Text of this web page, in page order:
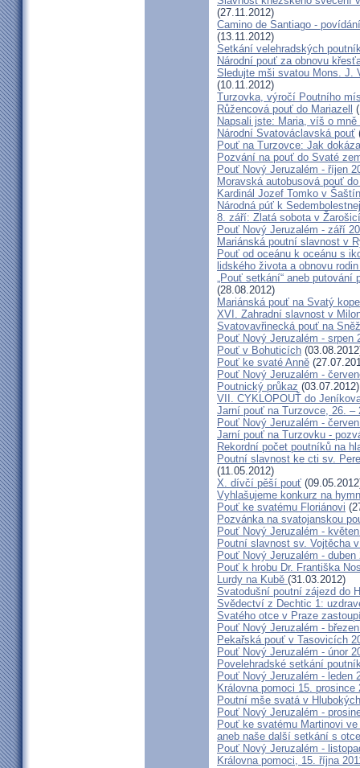
(27.11.2012)
Camino de Santiago -
(13.11.2012)
Setkání velehradských
Národní pouť za obnovu
Sledujte mši svatou Mons. J.
(10.11.2012)
Turzovka, výročí Poutního
Růžencová pouť do Mariazell
Napsali jste: Maria, víš o mně
Národní Svatováclavská pouť
Pouť na Turzovce: Jak
Pozvání na pouť do Svaté
Pouť Nový Jeruzalém - říjen
Moravská autobusová pouť
Kardinál Jozef Tomko v
Národná púť k
8. září: Zlatá sobota v
Pouť Nový Jeruzalém - září
Mariánská poutní slavnost v
Pouť od oceánu k oceánu s
lidského života a obnovu
„Pouť setkání“ aneb putování
(28.08.2012)
Mariánská pouť na Svatý
XVI. Zahradní slavnost v
Svatovavřinecká pouť na
Pouť Nový Jeruzalém - srpen
Pouť v Bohuticích
Pouť ke svaté Anně
Pouť Nový Jeruzalém -
Poutnický průkaz (03.07.2012)
VII. CYKLOPOUŤ do
Jarní pouť na Turzovce, 26. –
Pouť Nový Jeruzalém -
Jarní pouť na Turzovku -
Rekordní počet poutníků na
Poutní slavnost ke cti sv.
(11.05.2012)
X. dívčí pěší pouť
Vyhlašujeme konkurz na
Pouť ke svatému Floriánovi
Pozvánka na svatojanskou
Pouť Nový Jeruzalém -
Poutní slavnost sv. Vojtěcha
Pouť Nový Jeruzalém - duben
Pouť k hrobu Dr. Františka
Lurdy na Kubě (31.03.2012)
Svatodušní poutní zájezd do
Svědectví z Dechtic 1:
Svatého otce v Praze
Pouť Nový Jeruzalém -
Pekařská pouť v Tasovicích
Pouť Nový Jeruzalém - únor
Povelehradské setkání
Pouť Nový Jeruzalém - leden
Královna pomoci 15. prosince
Poutní mše svatá v
Pouť Nový Jeruzalém -
Pouť ke svatému Martinovi
aneb naše další setkání s
Pouť Nový Jeruzalém -
Královna pomoci, 15. října